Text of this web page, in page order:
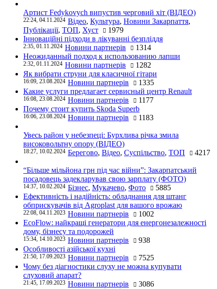
Артист Fedykovych випустив черговий хіт (ВІДЕО)
22:24, 04.11.2024 Відео, Культура, Новини Закарпаття,
Публікації, ТОП, Хуст
1979
Інноваційні підходи в лікуванні безпліддя
2:35, 01.11.2024 Новини партнерів
1314
Неожиданный подход к использованию лапши
2:32, 01.11.2024 Новини партнерів
1282
Як вибрати струни для класичної гітари
16:09, 23.08.2024 Новини партнерів
1335
Какие услуги предлагает сервисный центр Renault
16:08, 23.08.2024 Новини партнерів
1177
Почему стоит купить Skoda Superb
16:06, 23.08.2024 Новини партнерів 1183
Увесь район у небезпеці: Бурхлива річка змила
високовольтну опору (ВІДЕО)
18:27, 10.02.2024 Берегово, Відео, Суспільство, ТОП 4217
“Більше мільйона грн під час війни”: Закарпатський
посадовець задекларував свою зарплату (ФОТО)
14:37, 10.02.2024 Бізнес, Мукачево, Фото
5885
Ефективність і надійність: обладнання для штанг
обприскувачів від Agroplast для вашого врожаю
22:08, 04.11.2023 Новини партнерів
1002
EcoFlow: найкращі генератори для енергонезалежності
дому, бізнесу та подорожей
15:34, 14.10.2023 Новини партнерів
938
Особливості азійської кухні
21:50, 17.09.2023 Новини партнерів
7525
Чому без діагностики слуху не можна купувати
слуховий апарат?
21:45, 17.09.2023 Новини партнерів 3086